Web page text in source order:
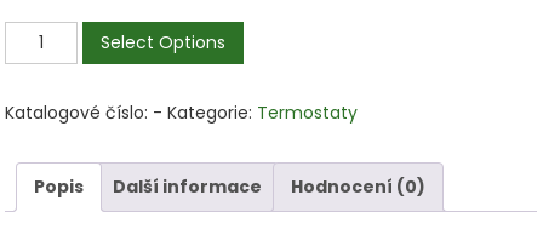
Komodo
topný
množství
Select Options
Katalogové číslo: - Kategorie: Termostaty
Popis Další informace Hodnocení (0)